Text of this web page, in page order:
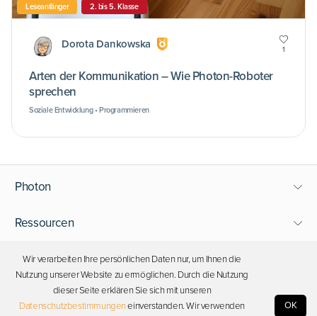
Leseanfänger 2. bis 5. Klasse
Dorota Dankowska 1
Arten der Kommunikation – Wie Photon-Roboter
sprechen
Soziale Entwicklung • Programmieren
Photon
Ressourcen
Support
Bleiben Sie in Kontakt
Wir verarbeiten Ihre persönlichen Daten nur, um Ihnen die
Nutzung unserer Website zu ermöglichen. Durch die Nutzung
dieser Seite erklären Sie sich mit unseren
Datenschutzbestimmungeneinverstanden. Wir verwenden OK